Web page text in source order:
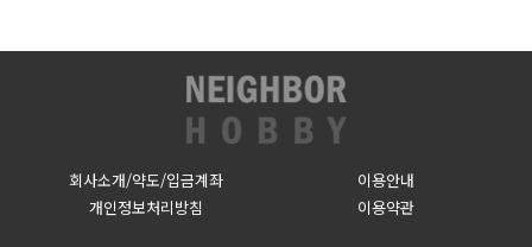
회사소개/약도/입금계좌
이용안내
개인정보처리방침
이용약관